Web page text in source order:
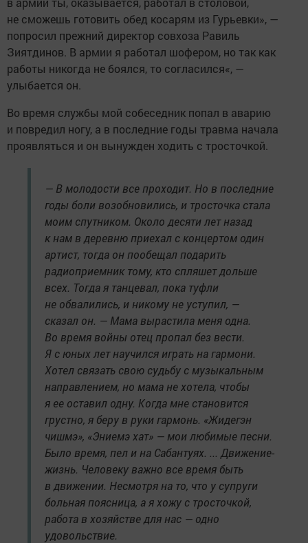
не сможешь готовить обед косарям из Гурьевки», —
попросил прежний директор совхоза Равиль
Зиятдинов. В армии я работал шофером, но так как
работы никогда не боялся, то согласился«, —
улыбается он.
Во время службы мой собеседник попал в аварию
и повредил ногу, а в последние годы травма начала
проявляться и он вынужден ходить с тросточкой.
— В молодости все проходит. Но в последние
годы боли возобновились, и тросточка стала
моим спутником. Около десяти лет назад
к нам в деревню приехал с концертом один
артист, тогда он пообещал подарить
радиоприемник тому, кто спляшет дольше
всех. Тогда я танцевал, пока туфли
не обвалились, и никому не уступил, —
сказал он. — Мама вырастила меня одна.
Во время войны отец пропал без вести.
Я с юных лет научился играть на гармони.
Хотел связать свою судьбу с музыкальным
направлением, но мама не хотела, чтобы
я ее оставил одну. Когда мне становится
грустно, я беру в руки гармонь. «Жидегэн
чишмэ», «Эниемэ хат» — мои любимые песни.
Было время, пел и на Сабантуях. ... Движение-
жизнь. Человеку важно все время быть
в движении. Несмотря на то, что у супруги
больная поясница, а я хожу с тросточкой,
работа в хозяйстве для нас — одно
удовольствие.